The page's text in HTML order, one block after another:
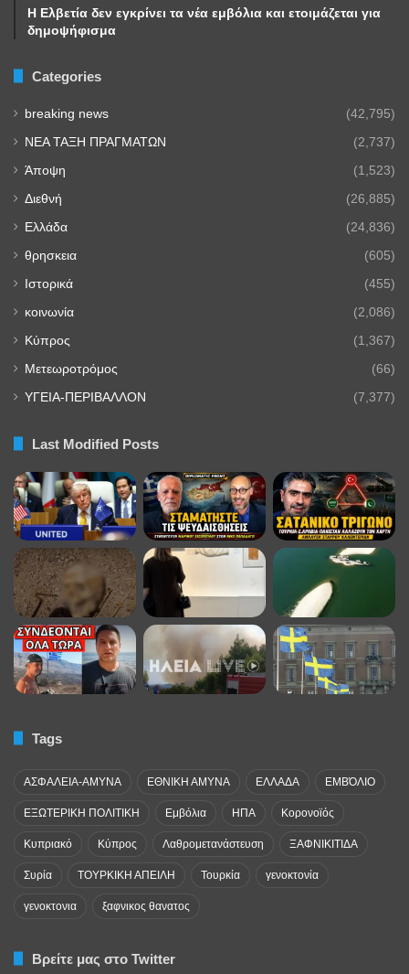
Η Ελβετία δεν εγκρίνει τα νέα εμβόλια και ετοιμάζεται για
δημοψήφισμα
Categories
breaking news (42,795)
NEA TAΞΗ ΠΡΑΓΜΑΤΩΝ (2,737)
Άποψη (1,523)
Διεθνή (26,885)
Ελλάδα (24,836)
θρησκεια (605)
Ιστορικά (455)
κοινωνία (2,086)
Κύπρος (1,367)
Μετεωροτρόμος (66)
ΥΓΕΙΑ-ΠΕΡΙΒΑΛΛΟΝ (7,377)
Last Modified Posts
Tags
ΑΣΦΑΛΕΙΑ-ΑΜΥΝΑ ΕΘΝΙΚΗ ΑΜΥΝΑ ΕΛΛΑΔΑ ΕΜΒΌΛΙΟ
ΕΞΩΤΕΡΙΚΗ ΠΟΛΙΤΙΚΗ Εμβόλια ΗΠΑ Κορονοϊός
Κυπριακό Κύπρος Λαθρομετανάστευση ΞΑΦΝΙΚΙΤΙΔΑ
Συρία ΤΟΥΡΚΙΚΗ ΑΠΕΙΛΗ Τουρκία γενοκτονία
γενοκτονια ξαφνικος θανατος
Βρείτε μας στο Twitter